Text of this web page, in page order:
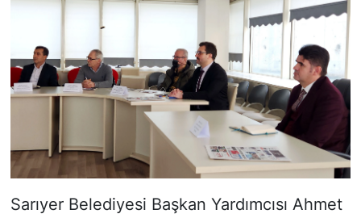
Sarıyer Belediyesi Başkan Yardımcısı Ahmet